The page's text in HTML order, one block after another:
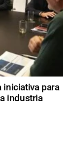
iniciativa para
industria